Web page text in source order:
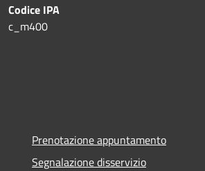
Codice IPA
c_m400
Prenotazione appuntamento
Segnalazione disservizio